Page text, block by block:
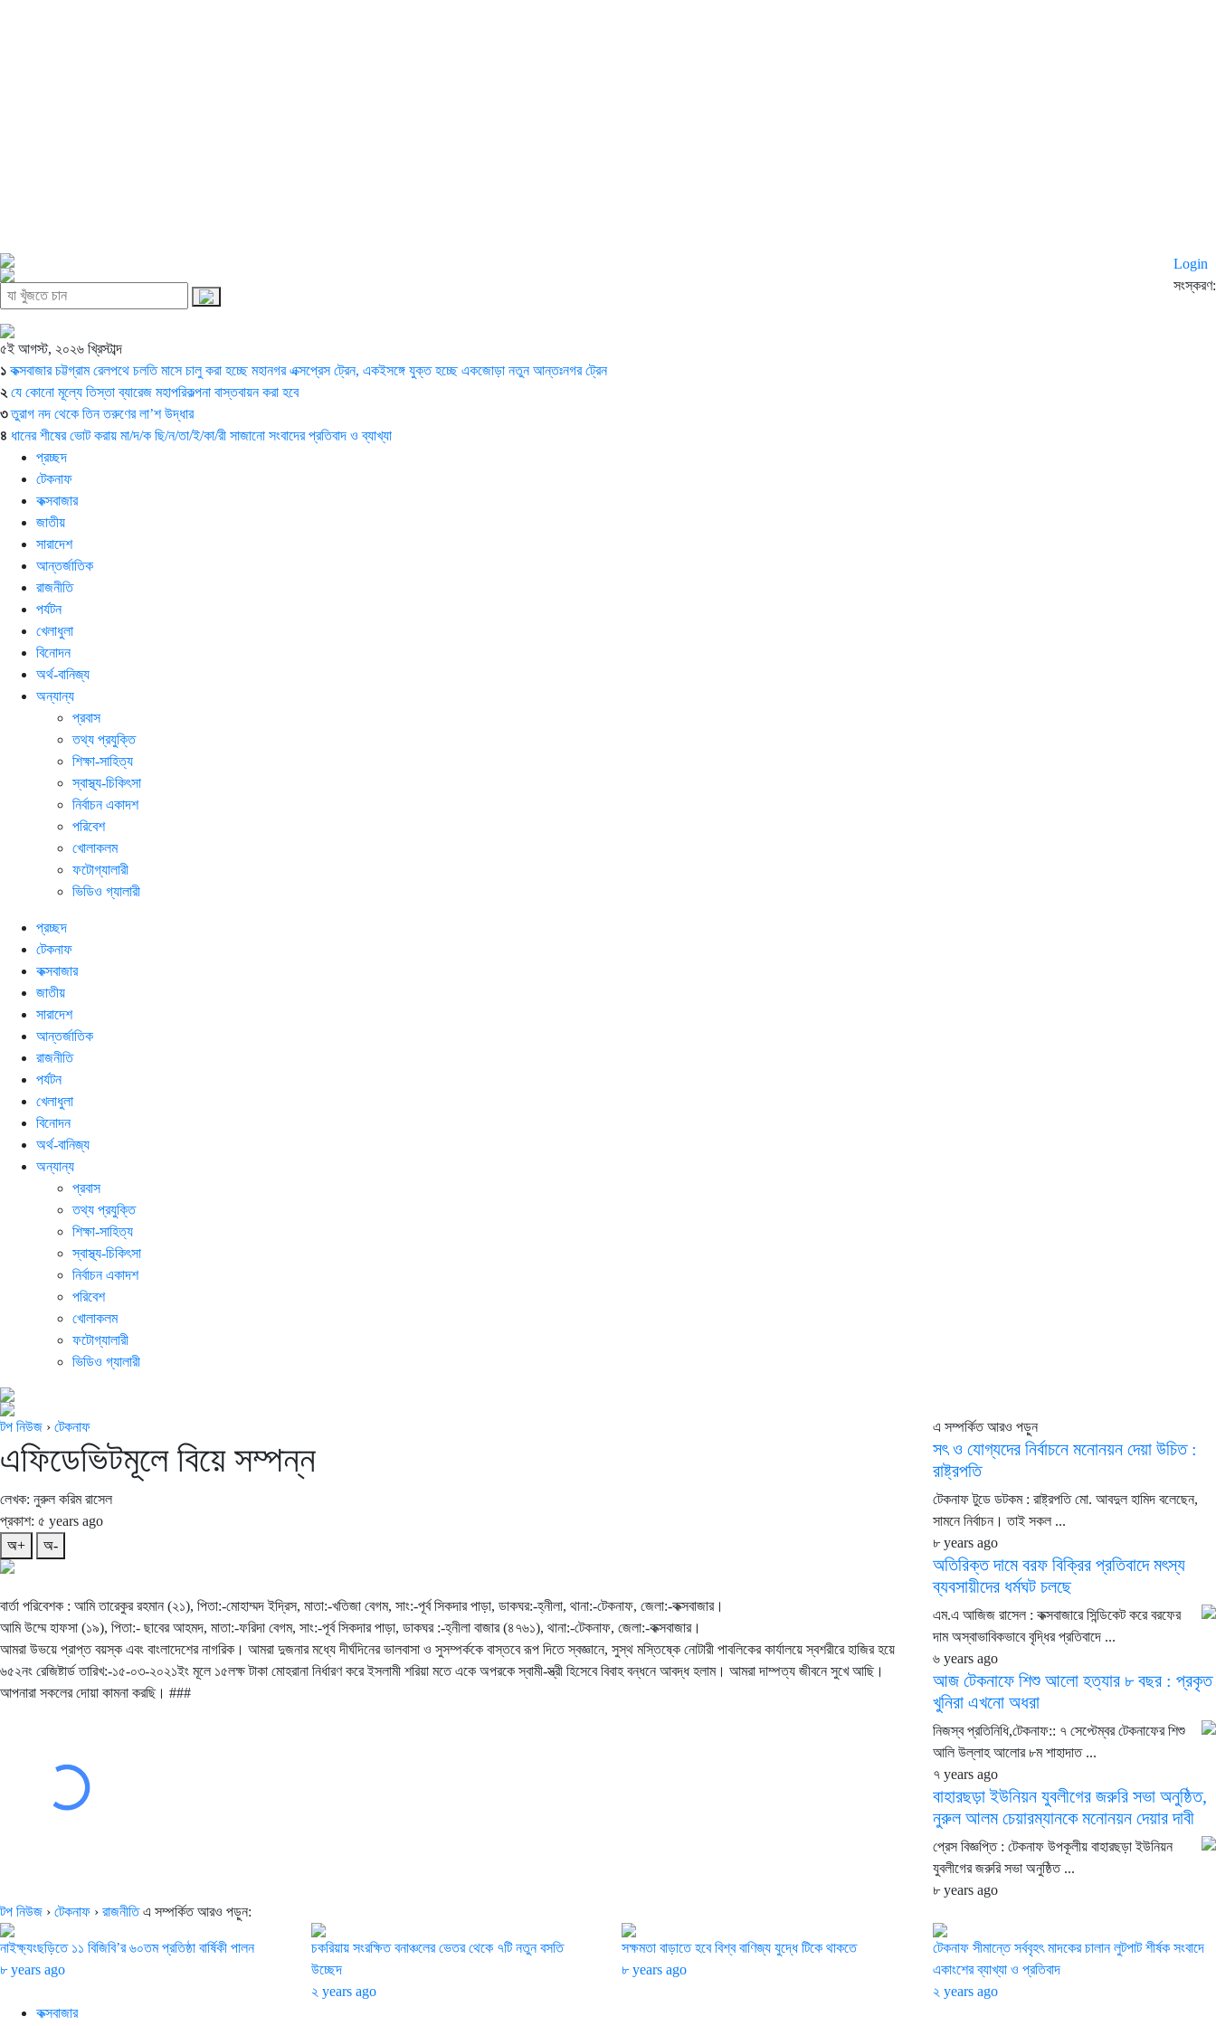
৫ই আগস্ট, ২০২৬ খ্রিস্টাব্দ
Login
সংস্করণ:
১ কক্সবাজার চট্টগ্রাম রেলপথে চলতি মাসে চালু করা হচ্ছে মহানগর এক্সপ্রেস ট্রেন, একইসঙ্গে যুক্ত হচ্ছে একজোড়া নতুন আন্তঃনগর ট্রেন
২ যে কোনো মূল্যে তিস্তা ব্যারেজ মহাপরিকল্পনা বাস্তবায়ন করা হবে
৩ তুরাগ নদ থেকে তিন তরুণের লা’শ উদ্ধার
৪ ধানের শীষের ভোট করায় মা/দ/ক ছি/ন/তা/ই/কা/রী সাজানো সংবাদের প্রতিবাদ ও ব্যাখ্যা
প্রচ্ছদ
টেকনাফ
কক্সবাজার
জাতীয়
সারাদেশ
আন্তর্জাতিক
রাজনীতি
পর্যটন
খেলাধুলা
বিনোদন
অর্থ-বানিজ্য
অন্যান্য
প্রবাস
তথ্য প্রযুক্তি
শিক্ষা-সাহিত্য
স্বাস্থ্য-চিকিৎসা
নির্বাচন একাদশ
পরিবেশ
খোলাকলম
ফটোগ্যালারী
ভিডিও গ্যালারী
প্রচ্ছদ
টেকনাফ
কক্সবাজার
জাতীয়
সারাদেশ
আন্তর্জাতিক
রাজনীতি
পর্যটন
খেলাধুলা
বিনোদন
অর্থ-বানিজ্য
অন্যান্য
প্রবাস
তথ্য প্রযুক্তি
শিক্ষা-সাহিত্য
স্বাস্থ্য-চিকিৎসা
নির্বাচন একাদশ
পরিবেশ
খোলাকলম
ফটোগ্যালারী
ভিডিও গ্যালারী
টপ নিউজ › টেকনাফ
এফিডেভিটমূলে বিয়ে সম্পন্ন
লেখক: নুরুল করিম রাসেল
প্রকাশ: ৫ years ago
অ+
অ-
বার্তা পরিবেশক : আমি তারেকুর রহমান (২১), পিতা:-মোহাম্মদ ইদ্রিস, মাতা:-খতিজা বেগম, সাং:-পূর্ব সিকদার পাড়া, ডাকঘর:-হ্নীলা, থানা:-টেকনাফ, জেলা:-কক্সবাজার।
আমি উম্মে হাফসা (১৯), পিতা:- ছাবের আহমদ, মাতা:-ফরিদা বেগম, সাং:-পূর্ব সিকদার পাড়া, ডাকঘর :-হ্নীলা বাজার (৪৭৬১), থানা:-টেকনাফ, জেলা:-কক্সবাজার।
আমরা উভয়ে প্রাপ্ত বয়স্ক এবং বাংলাদেশের নাগরিক। আমরা দুজনার মধ্যে দীর্ঘদিনের ভালবাসা ও সুসম্পর্ককে বাস্তবে রূপ দিতে স্বজ্ঞানে, সুস্থ মস্তিষ্কে নোটারী পাবলিকের কার্যালয়ে স্বশরীরে হাজির হয়ে
৬৫২নং রেজিষ্টার্ড তারিখ:-১৫-০৩-২০২১ইং মূলে ১৫লক্ষ টাকা মোহরানা নির্ধারণ করে ইসলামী শরিয়া মতে একে অপরকে স্বামী-স্ত্রী হিসেবে বিবাহ বন্ধনে আবদ্ধ হলাম। আমরা দাম্পত্য জীবনে সুখে আছি।
আপনারা সকলের দোয়া কামনা করছি। ###
এ সম্পর্কিত আরও পড়ুন
সৎ ও যোগ্যদের নির্বাচনে মনোনয়ন দেয়া উচিত :
রাষ্ট্রপতি
টেকনাফ টুডে ডটকম : রাষ্ট্রপতি মো. আবদুল হামিদ বলেছেন,
সামনে নির্বাচন। তাই সকল ...
৮ years ago
অতিরিক্ত দামে বরফ বিক্রির প্রতিবাদে মৎস্য
ব্যবসায়ীদের ধর্মঘট চলছে
এম.এ আজিজ রাসেল : কক্সবাজারে সিন্ডিকেট করে বরফের
দাম অস্বাভাবিকভাবে বৃদ্ধির প্রতিবাদে ...
৬ years ago
আজ টেকনাফে শিশু আলো হত্যার ৮ বছর : প্রকৃত
খুনিরা এখনো অধরা
নিজস্ব প্রতিনিধি,টেকনাফ:: ৭ সেপ্টেম্বর টেকনাফের শিশু
আলি উল্লাহ আলোর ৮ম শাহাদাত ...
৭ years ago
বাহারছড়া ইউনিয়ন যুবলীগের জরুরি সভা অনুষ্ঠিত,
নুরুল আলম চেয়ারম্যানকে মনোনয়ন দেয়ার দাবী
প্রেস বিজ্ঞপ্তি : টেকনাফ উপকূলীয় বাহারছড়া ইউনিয়ন
যুবলীগের জরুরি সভা অনুষ্ঠিত ...
৮ years ago
টপ নিউজ › টেকনাফ › রাজনীতিএ সম্পর্কিত আরও পড়ুন:
নাইক্ষ্যংছড়িতে ১১ বিজিবি’র ৬০তম প্রতিষ্ঠা বার্ষিকী পালন
৮ years ago
চকরিয়ায় সংরক্ষিত বনাঞ্চলের ভেতর থেকে ৭টি নতুন বসতি
উচ্ছেদ
২ years ago
সক্ষমতা বাড়াতে হবে বিশ্ব বাণিজ্য যুদ্ধে টিকে থাকতে
৮ years ago
টেকনাফ সীমান্তে সর্ববৃহৎ মাদকের চালান লুটপাট শীর্ষক সংবাদে
একাংশের ব্যাখ্যা ও প্রতিবাদ
২ years ago
কক্সবাজার